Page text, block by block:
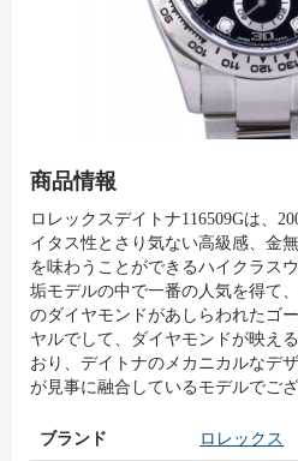
商品情報
ロレックスデイトナ116509Gは、
イタス性とさり気ない高級感、金
を味わうことができるハイクラス
垢モデルの中で一番の人気を得て
のダイヤモンドがあしらわれたゴ
ヤルでして、ダイヤモンドが映え
おり、デイトナのメカニカルなデ
が見事に融合しているモデルでござ
ブランド ロレックス